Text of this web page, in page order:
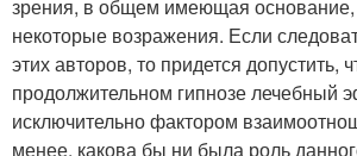
зрения, в общем имеющая
некоторые возражения. Если
этих авторов, то придется допустить,
продолжительном гипнозе лечебный
исключительно фактором
менее, какова бы ни была роль